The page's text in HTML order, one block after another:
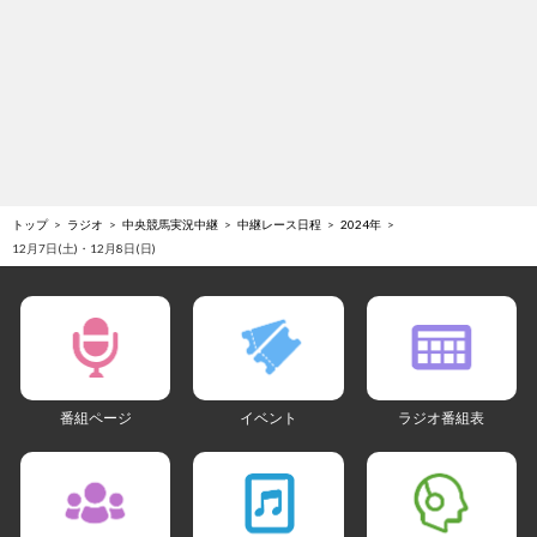
トップ ラジオ 中央競馬実況中継 中継レース日程
2024年
12月7日(土)・12月8日(日)
番組ページ イベント ラジオ番組表